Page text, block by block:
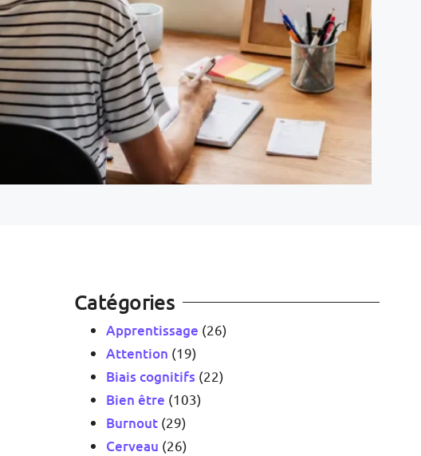
Catégories
Apprentissage (26)
Attention (19)
Biais cognitifs (22)
Bien être (103)
Burnout(29)
Cerveau (26)